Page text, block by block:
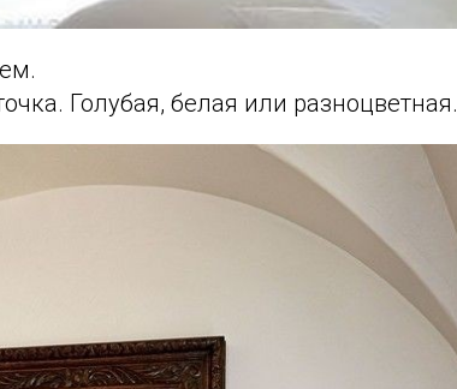
Голубая, белая или разноцветная.